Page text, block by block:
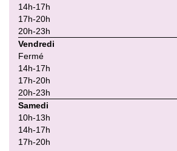
14h-17h
17h-20h
20h-23h
Vendredi
Fermé
14h-17h
17h-20h
20h-23h
Samedi
10h-13h
14h-17h
17h-20h